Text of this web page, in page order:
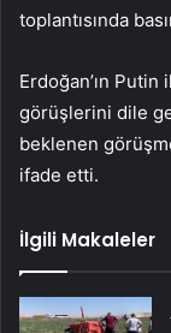
toplantısında
Erdoğan’ın Putin
görüşlerini dile
beklenen
ifade etti.
İlgili Makaleler